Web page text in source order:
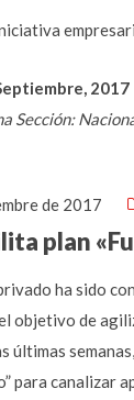
2017
Sección:
de 2017
plan
ha sido
objetivo de
últimas
para canalizar